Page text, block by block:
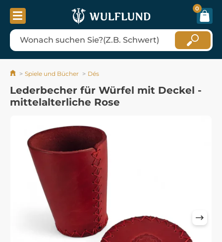
0
Spiele und Bücher Dés
Lederbecher für Würfel mit Deckel -
mittelalterliche Rose